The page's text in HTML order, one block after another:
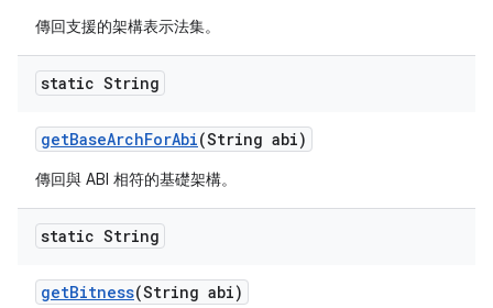
傳回支援的架構表示法集。
static String
getBaseArchForAbi(String abi)
傳回與 ABI 相符的基礎架構。
static String
getBitness(String abi)